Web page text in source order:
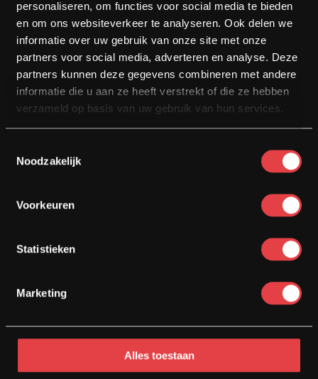
personaliseren, om functies voor social media te bieden
en om ons websiteverkeer te analyseren. Ook delen we
informatie over uw gebruik van onze site met onze
partners voor social media, adverteren en analyse. Deze
partners kunnen deze gegevens combineren met andere
informatie die u aan ze heeft verstrekt of die ze hebben
verzameld op basis van uw gebruik van hun services.
Noodzakelijk
Voorkeuren
Statistieken
Marketing
Alles toestaan
BMW
Honda
Naast ons grote aanbod bieden we je nog meer voordelen. Zo
voor je en bespreken je wensen onder het genot van een kop koffie.
bij je passen en laten we je graag een select aanbod zien. Zo maak je
een gerichte en geïnformeerde keuze.
Je bent zowel binnen als buiten onze openingstijden welkom om
werken we wel enkel op afspraak. Bel hiervoor naar06-83903439of
stuur ons een e-mail viainfo@stradamotoren.nl
eventuele andere vragen zijn wij via deze contactmogelijkheden